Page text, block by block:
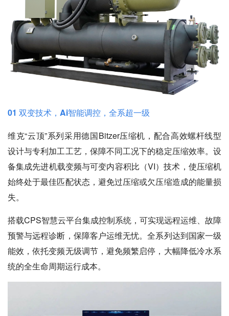
01 双变技术，Ai智能调控，全系超一级
维克“云顶”系列采用德国Bitzer压缩机，配合高效螺杆线型
设计与专利加工工艺，保障不同工况下的稳定压缩效率。设
备集成先进机载变频与可变内容积比（VI）技术，使压缩机
始终处于最佳匹配状态，避免过压缩或欠压缩造成的能量损
失。
搭载CPS智慧云平台集成控制系统，可实现远程运维、故障
预警与远程诊断，保障客户运维无忧。全系列达到国家一级
能效，依托变频无级调节，避免频繁启停，大幅降低冷水系
统的全生命周期运行成本。